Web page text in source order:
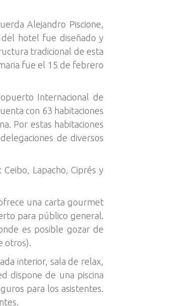
Alejandro Piscione,
hotel fue diseñado y
tradicional de esta
fue el 15 de febrero
Internacional de
con 63 habitaciones
Por estas habitaciones
de diversos
Lapacho, Ciprés y
una carta gourmet
para público general.
es posible gozar de
otros).
interior, sala de relax,
dispone de una piscina
para los asistentes.